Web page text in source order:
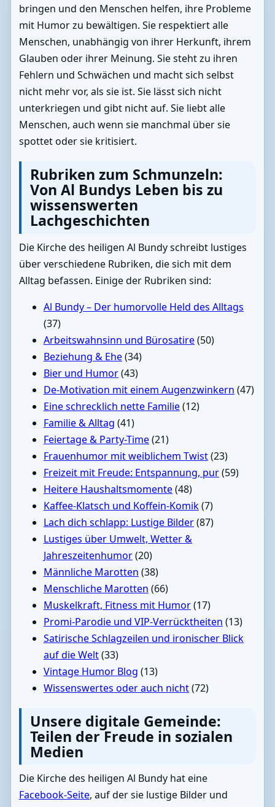
bringen und den Menschen helfen, ihre Probleme
mit Humor zu bewältigen. Sie respektiert alle
Menschen, unabhängig von ihrer Herkunft, ihrem
Glauben oder ihrer Meinung. Sie steht zu ihren
Fehlern und Schwächen und macht sich selbst
nicht mehr vor, als sie ist. Sie lässt sich nicht
unterkriegen und gibt nicht auf. Sie liebt alle
Menschen, auch wenn sie manchmal über sie
spottet oder sie kritisiert.
Rubriken zum Schmunzeln:
Von Al Bundys Leben bis zu
wissenswerten
Lachgeschichten
Die Kirche des heiligen Al Bundy schreibt lustiges
über verschiedene Rubriken, die sich mit dem
Alltag befassen. Einige der Rubriken sind:
Al Bundy – Der humorvolle Held des Alltags
(37)
Arbeitswahnsinn und Bürosatire(50)
Beziehung & Ehe(34)
Bier und Humor(43)
De-Motivation mit einem Augenzwinkern (47)
Eine schrecklich nette Familie(12)
Familie & Alltag (41)
Feiertage & Party-Time(21)
Frauenhumor mit weiblichem Twist(23)
Freizeit mit Freude: Entspannung, pur(59)
Heitere Haushaltsmomente(48)
Kaffee-Klatsch und Koffein-Komik(7)
Lach dich schlapp: Lustige Bilder(87)
Lustiges über Umwelt, Wetter &
Jahreszeitenhumor(20)
Männliche Marotten (38)
Menschliche Marotten (66)
Muskelkraft, Fitness mit Humor(17)
Promi-Parodie und VIP-Verrücktheiten (13)
Satirische Schlagzeilen und ironischer Blick
auf die Welt(33)
Vintage Humor Blog (13)
Wissenswertes oder auch nicht(72)
Unsere digitale Gemeinde:
Teilen der Freude in sozialen
Medien
Die Kirche des heiligen Al Bundy hat eine
Facebook-Seite, auf der sie lustige Bilder und